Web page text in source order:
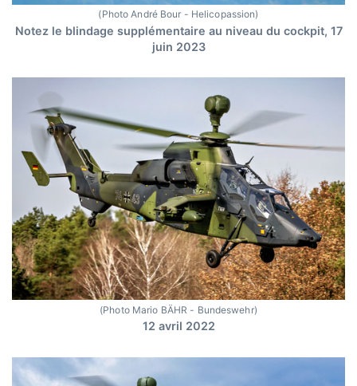
(Photo André Bour - Helicopassion)
Notez le blindage supplémentaire au niveau du cockpit, 17
juin 2023
(Photo Mario BÄHR - Bundeswehr)
12 avril 2022